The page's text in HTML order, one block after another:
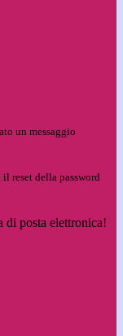
un messaggio
reset della password
di posta elettronica!